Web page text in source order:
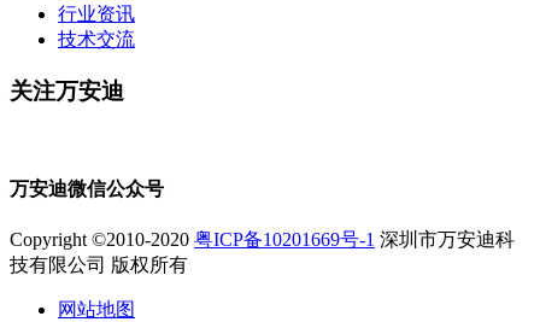
行业资讯
技术交流
关注万安迪
万安迪微信公众号
Copyright ©2010-2020 粤ICP备10201669号-1 深圳市万安迪科
技有限公司 版权所有
网站地图